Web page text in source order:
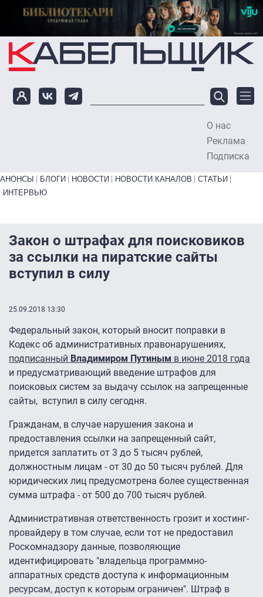
Перейти к основному содержанию
О нас
Реклама
Подписка
Primary links bottom
АНОНСЫ БЛОГИ НОВОСТИ НОВОСТИ КАНАЛОВ
СТАТЬИ
ИНТЕРВЬЮ
Закон о штрафах для поисковиков
за ссылки на пиратские сайты
вступил в силу
25.09.2018 13:30
Федеральный закон, который вносит поправки в
Кодекс об административных правонарушениях,
подписанный Владимиром Путиным в июне 2018 года
и предусматривающий введение штрафов для
поисковых систем за выдачу ссылок на запрещенные
сайты, вступил в силу сегодня.
Гражданам, в случае нарушения закона и
предоставления ссылки на запрещенный сайт,
придется заплатить от 3 до 5 тысяч рублей,
должностным лицам - от 30 до 50 тысяч рублей. Для
юридических лиц предусмотрена более существенная
сумма штрафа - от 500 до 700 тысяч рублей.
Административная ответственность грозит и хостинг-
провайдеру в том случае, если тот не предоставил
Роскомнадзору данные, позволяющие
идентифицировать "владельца программно-
аппаратных средств доступа к информационным
ресурсам, доступ к которым ограничен". Штраф в